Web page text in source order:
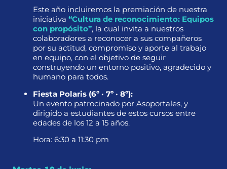
Este año incluiremos la premiación de nuestra
iniciativa “Cultura de reconocimiento: Equipos
con propósito”, la cual invita a nuestros
colaboradores a reconocer a sus compañeros
por su actitud, compromiso y aporte al trabajo
en equipo, con el objetivo de seguir
construyendo un entorno positivo, agradecido y
humano para todos.
Fiesta Polaris (6º · 7º · 8º):
Un evento patrocinado por Asoportales, y
dirigido a estudiantes de estos cursos entre
edades de los 12 a 15 años.
Hora: 6:30 a 11:30 pm